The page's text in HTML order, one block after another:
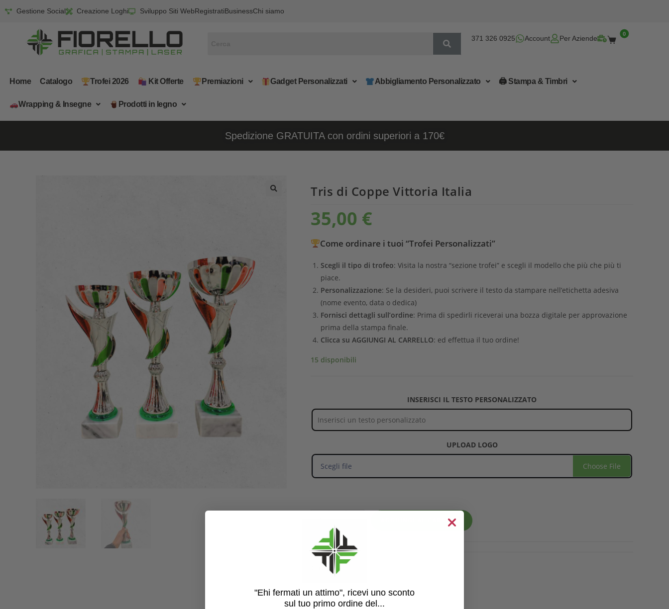
Gestione Social Creazione Loghi Sviluppo Siti WebRegistratiBusinessChi siamo
371 326 0925 Account Per Aziende
0
Home Catalogo Trofei 2026 ​ Kit Offerte Premiazioni Gadget Personalizzati Abbigliamento Personalizzato 🖨 Stampa & Timbri
Wrapping & Insegne ​Prodotti in legno
Spedizione GRATUITA con ordini superiori a 170€
Tris di Coppe Vittoria Italia
35,00 €
Come ordinare i tuoi “Trofei Personalizzati”
Scegli il tipo di trofeo: Visita la nostra “sezione trofei” e scegli il modello che più che più ti
piace.
Personalizzazione: Se la desideri, puoi scrivere il testo da stampare nell’etichetta adesiva
(nome evento, data o dedica)
Fornisci dettagli sull’ordine: Prima di spedirli riceverai una bozza digitale per approvazione
prima della stampa finale.
Clicca su AGGIUNGI AL CARRELLO: ed effettua il tuo ordine!
15 disponibili
INSERISCI IL TESTO PERSONALIZZATO
UPLOAD LOGO
Scegli file Choose File
AGGIUNGI AL CARRELLO
Categorie:
"Ehi fermati un attimo", ricevi uno sconto
sul tuo primo ordine del...